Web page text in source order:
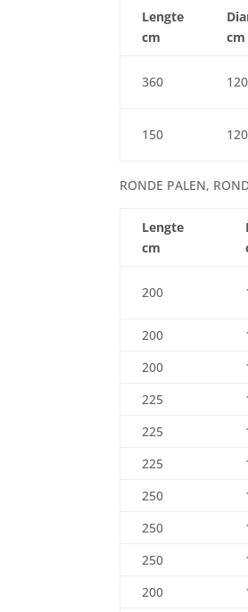
Lengte
cm
cm
360 120
150
RONDE PALEN,
Lengte
cm
200
200
200
225
225
225
250
250
250
200